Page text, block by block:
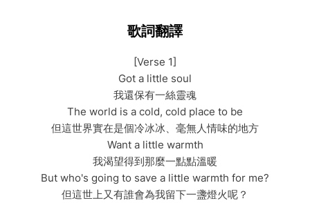
歌詞翻譯
[Verse 1]
Got a little soul
我還保有一絲靈魂
The world is a cold, cold place to be
但這世界實在是個冷冰冰、毫無人情味的地方
Want a little warmth
我渴望得到那麼一點點溫暖
But who's going to save a little warmth for me?
但這世上又有誰會為我留下一盞燈火呢？